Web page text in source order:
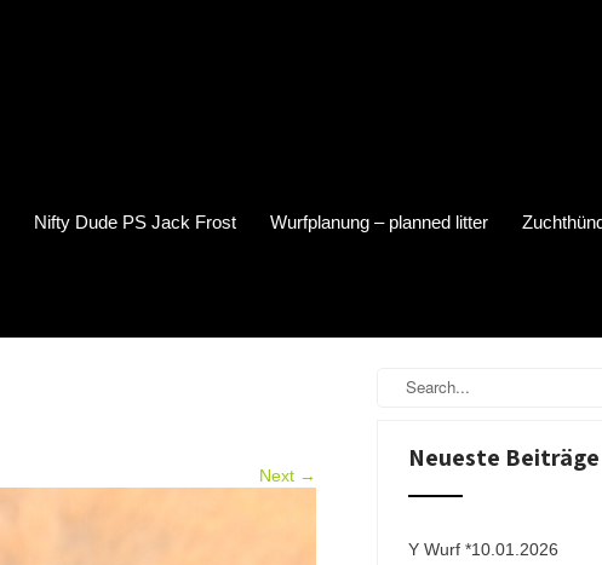
Nifty Dude PS Jack Frost Wurfplanung – planned litter
Next →
Neueste Beiträge
Y Wurf *10.01.2026